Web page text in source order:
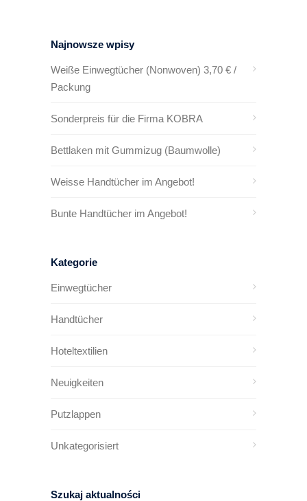
Najnowsze wpisy
Weiße Einwegtücher (Nonwoven) 3,70 € /
Packung
Sonderpreis für die Firma KOBRA
Bettlaken mit Gummizug (Baumwolle)
Weisse Handtücher im Angebot!
Bunte Handtücher im Angebot!
Kategorie
Einwegtücher
Handtücher
Hoteltextilien
Neuigkeiten
Putzlappen
Unkategorisiert
Szukaj aktualności